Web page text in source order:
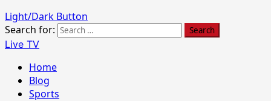
Light/Dark Button
Search for:
Live TV
Home
Blog
Sports